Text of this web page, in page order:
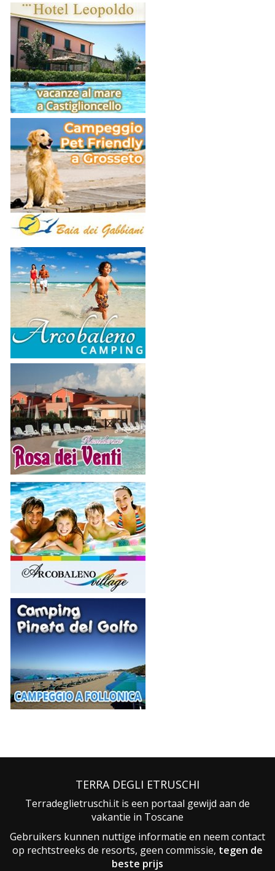
TERRA DEGLI ETRUSCHI
Terradeglietruschi.it is een portaal gewijd aan de
vakantie in Toscane
Gebruikers kunnen nuttige informatie en neem contact
op rechtstreeks de resorts, geen commissie, tegen de
beste prijs